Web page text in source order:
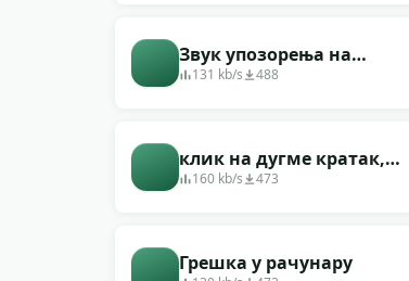
Звук упозорења на
рачунару
131 kb/s 488
клик на дугме кратак,
оштар, пригушен
160 kb/s 473
Грешка у рачунару